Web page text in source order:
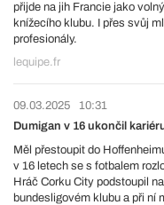
přijde na jih Francie jako
knížecího klubu. I přes svůj
profesionály.
lequipe.fr
09.03.2025
10:31
Dumigan v 16 ukončil
Měl přestoupit do
v 16 letech se s fotbalem
Hráč Corku City podstoupil
bundesligovém klubu a při ní